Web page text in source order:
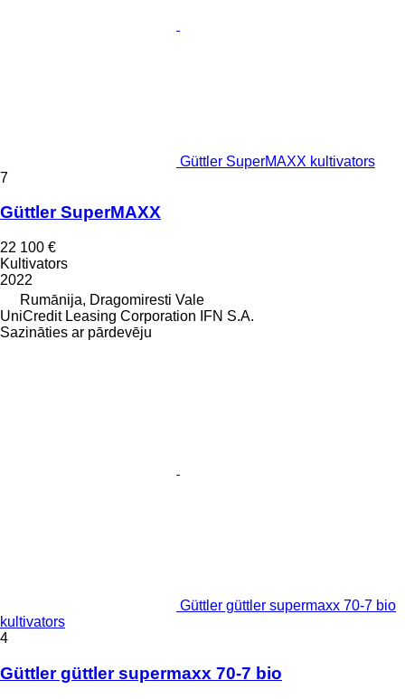
Güttler SuperMAXX kultivators
7
Güttler SuperMAXX
22 100 €
Kultivators
2022
Rumānija, Dragomiresti Vale
UniCredit Leasing Corporation IFN S.A.
Sazināties ar pārdevēju
Güttler güttler supermaxx 70-7 bio
kultivators
4
Güttler güttler supermaxx 70-7 bio